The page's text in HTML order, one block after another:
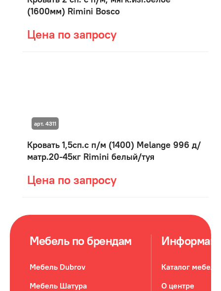
(1600мм) Rimini Bosco
Цена по запросу
Кровать 1,5сп.с п/м (1400) Мelange 996 д/
матр.20-45кг Rimini белый/туя
Цена по запросу
арт. 4311
Мебель по брендам
Мебель Dubrov
Мебель Шатура
Каталог мебели
О центре